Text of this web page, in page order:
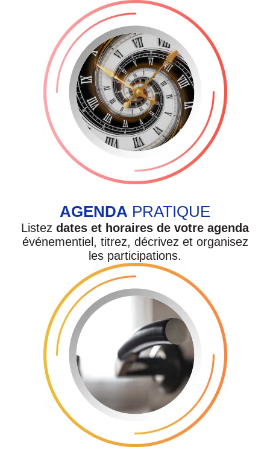
AGENDA PRATIQUE
Listez dates et horaires de votre agenda
événementiel, titrez, décrivez et organisez
les participations.